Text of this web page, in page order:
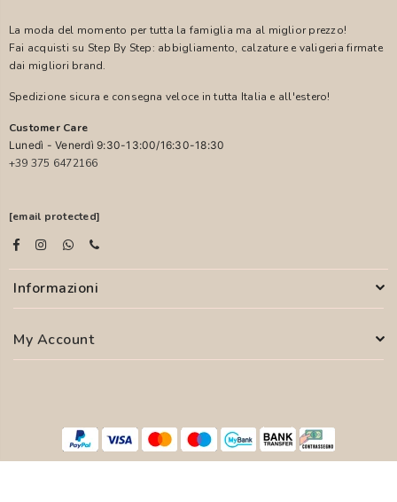
La moda del momento per tutta la famiglia ma al miglior prezzo!
Fai acquisti su Step By Step: abbigliamento, calzature e valigeria firmate
dai migliori brand.
Spedizione sicura e consegna veloce in tutta Italia e all'estero!
Customer Care
Lunedì - Venerdì 9:30-13:00/16:30-18:30
+39 375 6472166
[email protected]
Informazioni
My Account